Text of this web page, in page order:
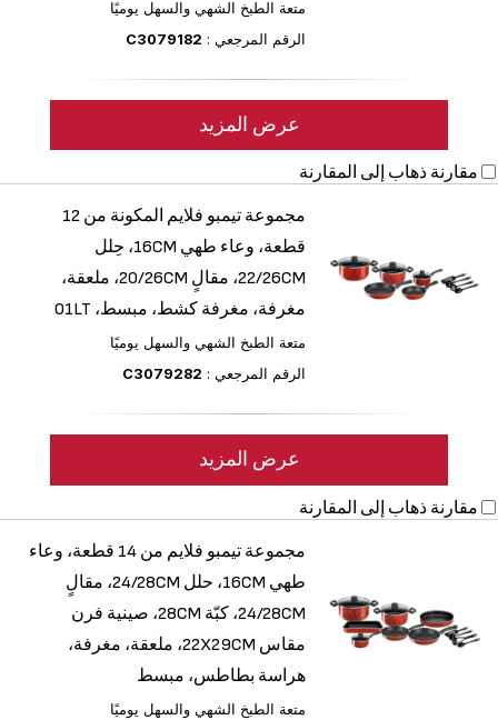
متعة الطبخ الشهي والسهل يوميًا
الرقم المرجعي : C3079182
عرض المزيد
مقارنة ذهاب إلى المقارنة
مجموعة تيمبو فلايم المكونة من 12
قطعة، وعاء طهي 16CM، حِلل
‎22/26CM، مقالٍ ‎20/26CM، ملعقة،
مغرفة، مغرفة كشط، مبسط، 01LT
متعة الطبخ الشهي والسهل يوميًا
الرقم المرجعي : C3079282
عرض المزيد
مقارنة ذهاب إلى المقارنة
مجموعة تيمبو فلايم من 14 قطعة، وعاء
طهي 16CM، حلل ‎24/28CM، مقالٍ
‎24/28CM، كبّة 28CM، صينية فرن
مقاس 22X29CM، ملعقة، مغرفة،
هراسة بطاطس، مبسط
متعة الطبخ الشهي والسهل يوميًا